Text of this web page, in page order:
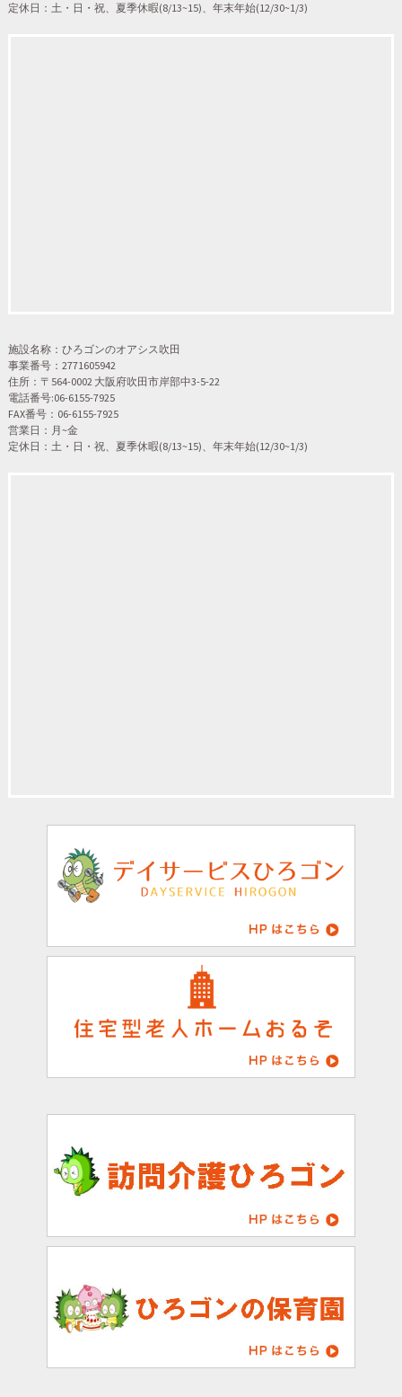
定休日：土・日・祝、夏季休暇(8/13~15)、年末年始(12/30~1/3)
施設名称：ひろゴンのオアシス吹田
事業番号：2771605942
住所：〒564-0002 大阪府吹田市岸部中3-5-22
電話番号:06-6155-7925
FAX番号：06-6155-7925
営業日：月~金
定休日：土・日・祝、夏季休暇(8/13~15)、年末年始(12/30~1/3)